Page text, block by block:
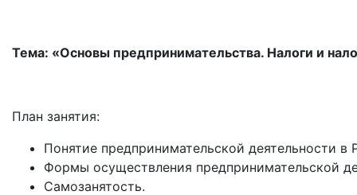
Тема: «Основы предпринимательства. Налоги и
План занятия:
Понятие предпринимательской деятельности
Формы осуществления предпринимательской
Самозанятость.